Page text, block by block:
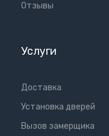
Отзывы
Услуги
Доставка
Установка дверей
Вызов замерщика